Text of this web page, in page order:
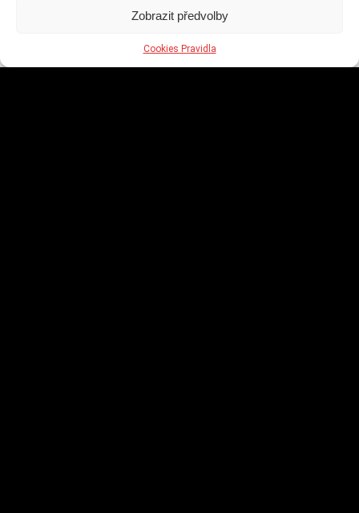
Zobrazit předvolby
Cookies Pravidla